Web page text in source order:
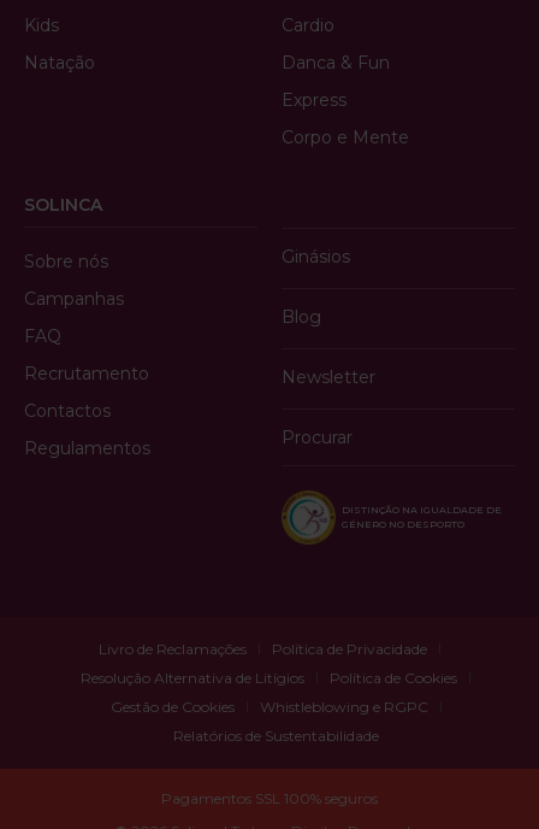
Kids
Natação
Cardio
Danca & Fun
Express
Corpo e Mente
SOLINCA
Sobre nós
Campanhas
FAQ
Recrutamento
Contactos
Regulamentos
Ginásios
Blog
Newsletter
Procurar
DISTINÇÃO NA IGUALDADE DE
GÉNERO NO DESPORTO
Livro de Reclamações
Política de Privacidade
Resolução Alternativa de Litígios
Política de Cookies
Gestão de Cookies
Whistleblowing e RGPC
Relatórios de Sustentabilidade
Pagamentos SSL 100% seguros